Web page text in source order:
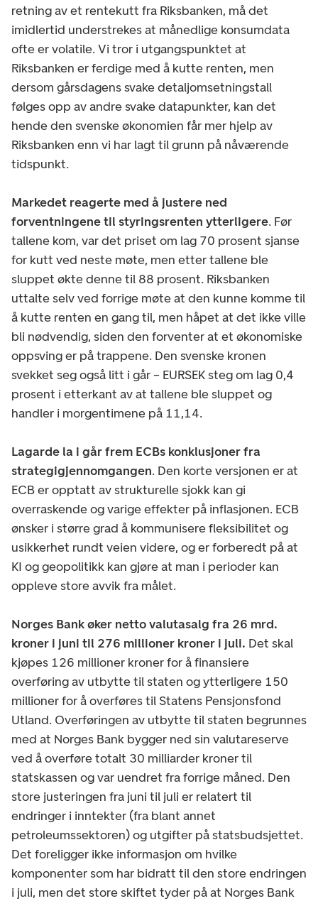
retning av et rentekutt fra Riksbanken, må det
imidlertid understrekes at månedlige konsumdata
ofte er volatile. Vi tror i utgangspunktet at
Riksbanken er ferdige med å kutte renten, men
dersom gårsdagens svake detaljomsetningstall
følges opp av andre svake datapunkter, kan det
hende den svenske økonomien får mer hjelp av
Riksbanken enn vi har lagt til grunn på nåværende
tidspunkt.
Markedet reagerte med å justere ned
forventningene til styringsrenten ytterligere. Før
tallene kom, var det priset om lag 70 prosent sjanse
for kutt ved neste møte, men etter tallene ble
sluppet økte denne til 88 prosent. Riksbanken
uttalte selv ved forrige møte at den kunne komme til
å kutte renten en gang til, men håpet at det ikke ville
bli nødvendig, siden den forventer at et økonomiske
oppsving er på trappene. Den svenske kronen
svekket seg også litt i går – EURSEK steg om lag 0,4
prosent i etterkant av at tallene ble sluppet og
handler i morgentimene på 11,14.
Lagarde la i går frem ECBs konklusjoner fra
strategigjennomgangen. Den korte versjonen er at
ECB er opptatt av strukturelle sjokk kan gi
overraskende og varige effekter på inflasjonen. ECB
ønsker i større grad å kommunisere fleksibilitet og
usikkerhet rundt veien videre, og er forberedt på at
KI og geopolitikk kan gjøre at man i perioder kan
oppleve store avvik fra målet.
Norges Bank øker netto valutasalg fra 26 mrd.
kroner i juni til 276 millioner kroner i juli. Det skal
kjøpes 126 millioner kroner for å finansiere
overføring av utbytte til staten og ytterligere 150
millioner for å overføres til Statens Pensjonsfond
Utland. Overføringen av utbytte til staten begrunnes
med at Norges Bank bygger ned sin valutareserve
ved å overføre totalt 30 milliarder kroner til
statskassen og var uendret fra forrige måned. Den
store justeringen fra juni til juli er relatert til
endringer i inntekter (fra blant annet
petroleumssektoren) og utgifter på statsbudsjettet.
Det foreligger ikke informasjon om hvilke
komponenter som har bidratt til den store endringen
i juli, men det store skiftet tyder på at Norges Bank